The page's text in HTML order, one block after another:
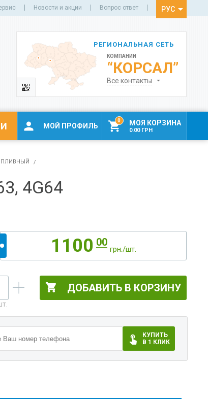
Новости и акции Вопрос ответ РУС
РЕГИОНАЛЬНАЯ СЕТЬ
КОМПАНИИ
“КОРСАЛ”
Все контакты
 МОЙ ПРОФИЛЬ 
0 МОЯ КОРЗИНА
0.00 ГРН
4G64
1100 00
грн./шт.
ДОБАВИТЬ В КОРЗИНУ
КУПИТЬ
В 1 КЛИК